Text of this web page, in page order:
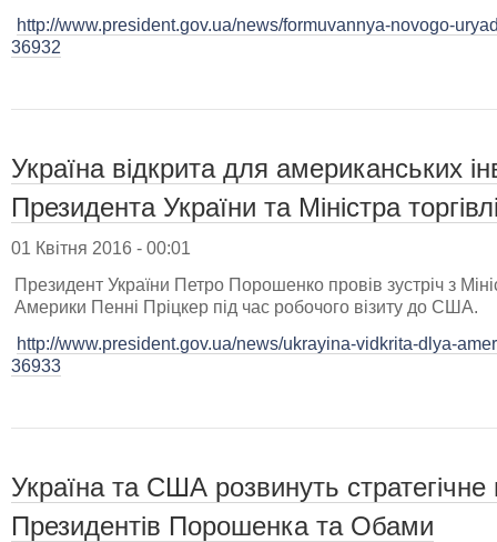
http://www.president.gov.ua/news/formuvannya-novogo-
36932
Україна відкрита для американських
Президента України та Міністра
01 Квітня 2016 - 00:01
Президент України Петро Порошенко провів зустріч з
Америки Пенні Пріцкер під час робочого візиту до США.
http://www.president.gov.ua/news/ukrayina-vidkrita-dlya-
36933
Україна та США розвинуть стратегічне
Президентів Порошенка та Обами